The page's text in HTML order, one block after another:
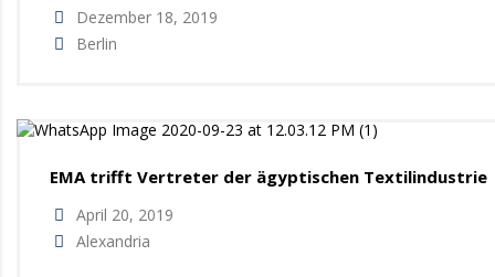
Dezember 18, 2019
Berlin
EMA trifft Vertreter der ägyptischen Textilindustrie
April 20, 2019
Alexandria